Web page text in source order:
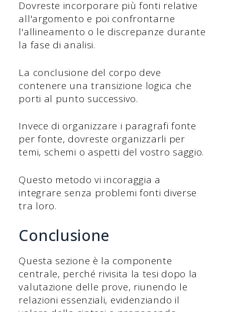
Dovreste incorporare più fonti relative
all'argomento e poi confrontarne
l'allineamento o le discrepanze durante
la fase di analisi.
La conclusione del corpo deve
contenere una transizione logica che
porti al punto successivo.
Invece di organizzare i paragrafi fonte
per fonte, dovreste organizzarli per
temi, schemi o aspetti del vostro saggio.
Questo metodo vi incoraggia a
integrare senza problemi fonti diverse
tra loro.
Conclusione
Questa sezione è la componente
centrale, perché rivisita la tesi dopo la
valutazione delle prove, riunendo le
relazioni essenziali, evidenziando il